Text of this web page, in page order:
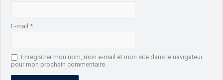
E-mail*
Enregistrer mon nom, mon e-mail et mon site dans le navigateur
pour mon prochain commentaire.